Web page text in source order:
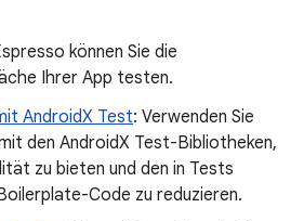
können Sie die
Ihrer App testen.
AndroidX Test: Verwenden Sie
den AndroidX Test-Bibliotheken,
zu bieten und den in Tests
Code zu reduzieren.